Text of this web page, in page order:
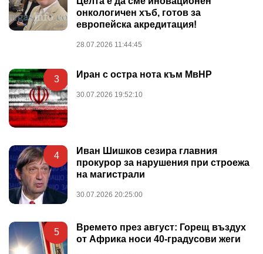
онкологичен хъб, готов за
европейска акредитация!
28.07.2026 11:44:45
3 Иран с остра нота към МвНР
30.07.2026 19:52:10
4
Иван Шишков сезира главния
прокурор за нарушения при строежа
на магистрали
30.07.2026 20:25:00
5
Времето през август: Горещ въздух
от Африка носи 40-градусови жеги